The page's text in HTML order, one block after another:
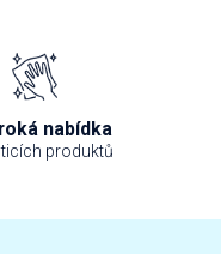
nabídka
produktů